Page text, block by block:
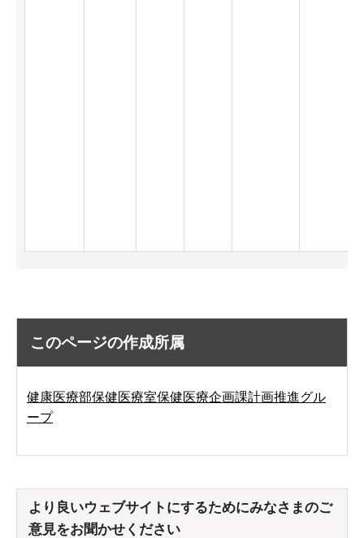
このページの作成所属
健康医療部保健医療室保健医療企画課計画推進グル
ープ
より良いウェブサイトにするためにみなさまのご
意見をお聞かせください